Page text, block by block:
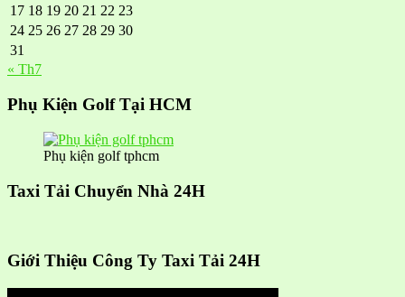
17 18 19 20 21 22 23
24 25 26 27 28 29 30
31
« Th7
Phụ Kiện Golf Tại HCM
Phụ kiện golf tphcm
Taxi Tải Chuyển Nhà 24H
Giới Thiệu Công Ty Taxi Tải 24H